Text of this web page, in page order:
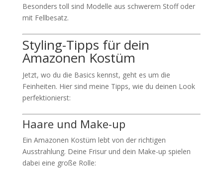
Besonders toll sind Modelle aus schwerem Stoff oder
mit Fellbesatz.
Styling-Tipps für dein
Amazonen Kostüm
Jetzt, wo du die Basics kennst, geht es um die
Feinheiten. Hier sind meine Tipps, wie du deinen Look
perfektionierst:
Haare und Make-up
Ein Amazonen Kostüm lebt von der richtigen
Ausstrahlung. Deine Frisur und dein Make-up spielen
dabei eine große Rolle: